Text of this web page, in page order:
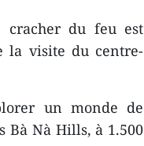
cracher du feu est
la visite du centre-
un monde de
Bà Nà Hills, à 1.500